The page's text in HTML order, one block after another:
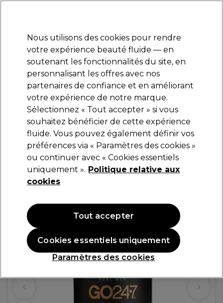
Se connecter
Marques Bons plans Coiffure Electro et Matériel
Livraison et délais
lire la suite
Unite Hair GO247 Crème de Coiffage 57g
)
16,32 €19,20 €
Nous utilisons des cookies pour rendre
votre expérience beauté fluide — en
soutenant les fonctionnalités du site, en
personnalisant les offres avec nos
partenaires de confiance et en améliorant
votre expérience de notre marque.
Sélectionnez « Tout accepter » si vous
souhaitez bénéficier de cette expérience
fluide. Vous pouvez également définir vos
préférences via « Paramètres des cookies »
ou continuer avec « Cookies essentiels
uniquement ». Politique relative aux
cookies
Paramètres des cookies
Cookies essentiels uniquement
Tout accepter